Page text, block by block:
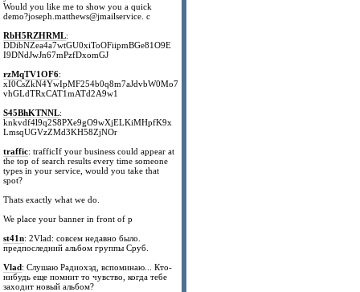
Would you like me to show you a quick
demo?joseph.matthews@jmailservice. c
RbH5RZHRML:
DDibNZea4a7wtGU0xiToOFiipmBGe81O9E
I9DNdJwJn67mPzfDxomGJ
rzMqTV1OF6:
xI0CsZkN4YwIpMF254b0q8m7aJdvbW0Mo7
vhGLdTRxCAT1mATd2A9w1
S45BhKTNNL:
knkvdf4l9q2S8PXe9gO9wXjELKiMHpfK9x
LmsqUGVzZMd3KH58ZjNOr
traffic: trafficIf your business could appear at
the top of search results every time someone
types in your service, would you take that
spot?
Thats exactly what we do.
We place your banner in front of p
st41n: 2Vlad: совсем недавно было.
предпоследний альбом группы Сруб.
Vlad: Слушаю Радиохэд, вспоминаю... Кто-
нибудь еще помнит то чувство, когда тебе
заходит новый альбом?